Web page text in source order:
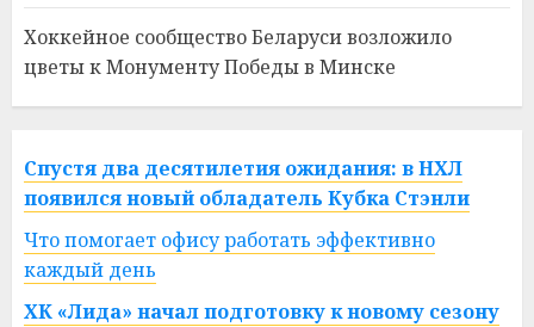
Хоккейное сообщество Беларуси возложило
цветы к Монументу Победы в Минске
Спустя два десятилетия ожидания: в НХЛ
появился новый обладатель Кубка Стэнли
Что помогает офису работать эффективно
каждый день
ХК «Лида» начал подготовку к новому сезону